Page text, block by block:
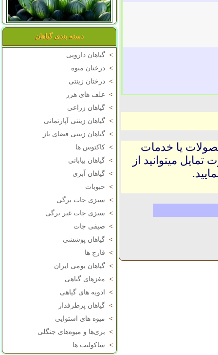
دسته بندی گیاهان
> گیاهان دارویی
> درختان میوه
> درختان زینتی
> علف های هرز
> گیاهان زراعی
> گیاهان زینتی آپارتمانی
> گیاهان زینتی فضای باز
> کاکتوس ها
> گیاهان بیابانی
> گیاهان آبزی
> حبوبات
> سبزی جات برگی
> سبزی جات غیر برگی
> صیفی جات
> گیاهان پوششی
> قارچ ها
> گیاهان بومی ایران
> مغزهای گیاهی
>
ادویه های گیاهی
> گیاهان پرطرفدار
> میوه های استوایی
> بری‌ها و میوه‌های جنگلی
> ساکولنت ها
یا خدمات
میتوانید از